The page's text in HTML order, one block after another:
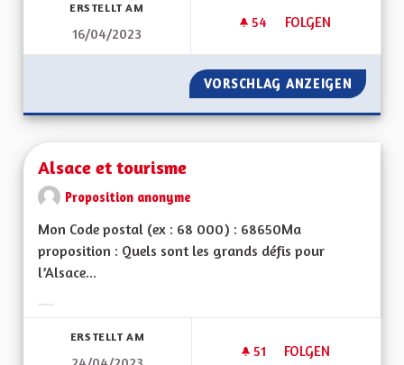
ERSTELLT AM
16/04/2023
54 54 FOLLOWER
FOLGEN
POUR UNE
VORSCHLAG ANZEIGEN POUR
Alsace et tourisme
Proposition anonyme
Mon Code postal (ex : 68 000) : 68650Ma
proposition : Quels sont les grands défis pour
l’Alsace...
ERSTELLT AM
51 51 FOLLOWER
FOLGEN